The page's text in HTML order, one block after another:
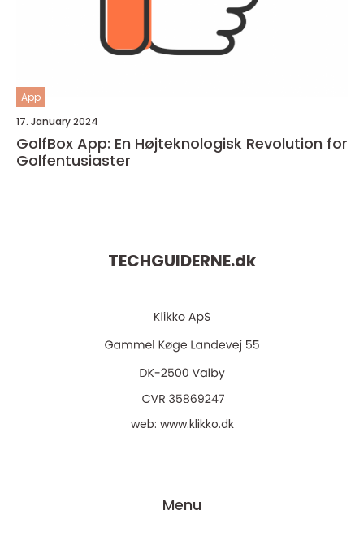
App
17. January 2024
GolfBox App: En Højteknologisk Revolution for
Golfentusiaster
TECHGUIDERNE.dk
web: www.klikko.dk
Menu